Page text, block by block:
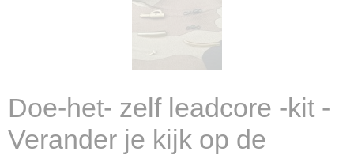
Doe-het- zelf leadcore -kit -
Verander je kijk op de